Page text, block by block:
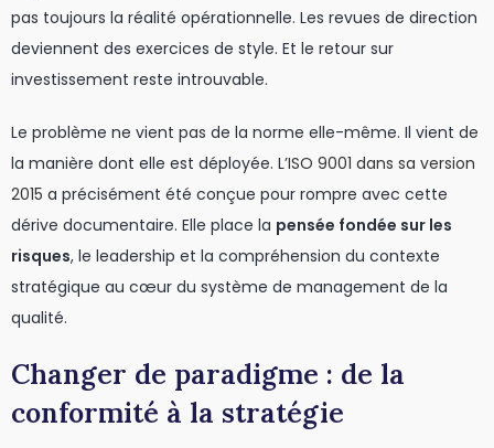
pas toujours la réalité opérationnelle. Les revues de direction
deviennent des exercices de style. Et le retour sur
investissement reste introuvable.
Le problème ne vient pas de la norme elle-même. Il vient de
la manière dont elle est déployée. L’ISO 9001 dans sa version
2015 a précisément été conçue pour rompre avec cette
dérive documentaire. Elle place la pensée fondée sur les
risques, le leadership et la compréhension du contexte
stratégique au cœur du système de management de la
qualité.
Changer de paradigme : de la
conformité à la stratégie